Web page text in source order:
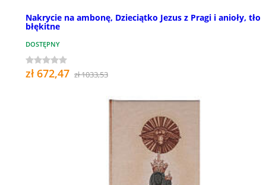
Nakrycie na ambonę, Dzieciątko Jezus z Pragi i anioły, tło
błękitne
DOSTĘPNY
zł 672,47 zł 1033,53